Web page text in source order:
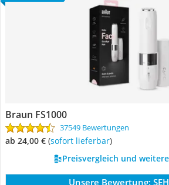
Braun FS1000
37549 Bewertungen
ab 24,00 € ( Sofort lieferbar)
Preisvergleich und
Unsere Bewertung: